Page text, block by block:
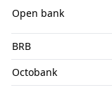
Open bank
BRB
Octobank